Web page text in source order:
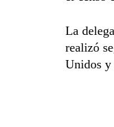
La
realizó
Unidos y